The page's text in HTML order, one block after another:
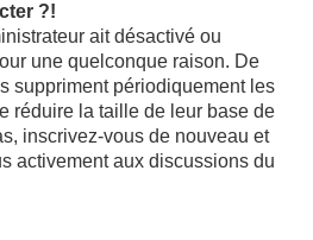
?!
ait désactivé ou
une quelconque raison. De
suppriment périodiquement les
réduire la taille de leur base de
inscrivez-vous de nouveau et
activement aux discussions du